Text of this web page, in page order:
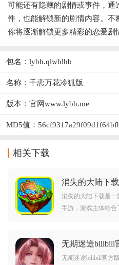
可能还有隐藏的剧情或事件，通
件，也能解锁新的剧情内容。不
你将逐渐解锁更多精彩的恋爱剧
包名：lybh.qlwhlhb
名称：千恋万花冷狐版
版本：官网www.lybh.me
MD5值：
相关下载
消失的大陆下
消失的大陆下载是
手游，游戏主体结合
无期迷途bilibili
无期迷途bilibili官方